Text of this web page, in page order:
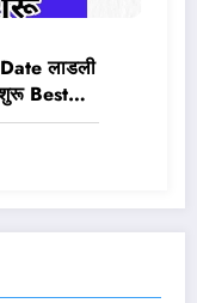
लाडली
शुरू Best